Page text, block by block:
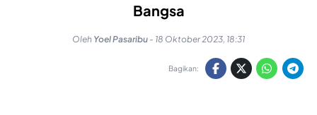
Bangsa
Oleh Yoel Pasaribu - 18 Oktober 2023, 18:31
Bagikan: